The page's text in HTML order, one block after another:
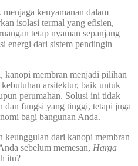
kenyamanan dalam
isolasi termal yang efisien,
tetap nyaman sepanjang
energi dari sistem pendingin
kanopi membran menjadi pilihan
arsitektur, baik untuk
perumahan. Solusi ini tidak
dan fungsi yang tinggi, tetapi juga
bagi bangunan Anda.
keunggulan dari kanopi membran
sebelum memesan, Harga
itu?